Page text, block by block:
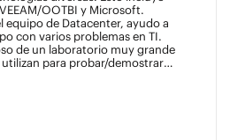
OOTBI y Microsoft.
equipo de Datacenter, ayudo a
con varios problemas en TI.
de un laboratorio muy grande
para probar/demostrar